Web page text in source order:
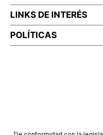
LINKS DE INTERÉS
POLÍTICAS